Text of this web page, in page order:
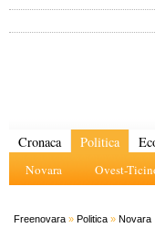
Cronaca Politica
Novara Ovest-
Freenovara » Politica » Novara